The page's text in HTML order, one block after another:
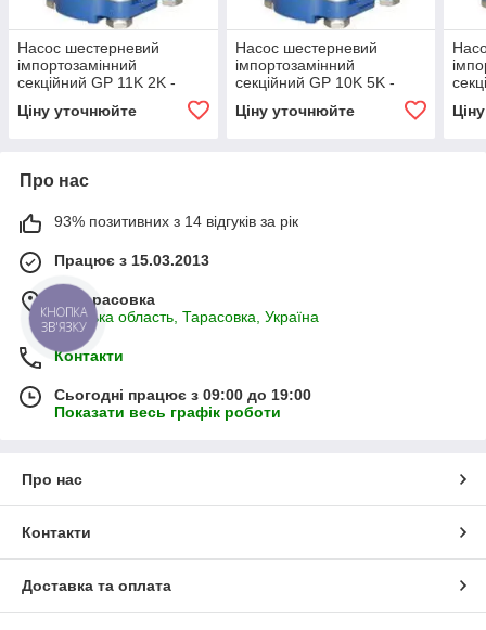
Насос шестерневий
імпортозамінний
секційний GP 11K 2K -
Ціну уточнюйте
Насос шестерневий
імпортозамінний
секційний GP 10K 5K -
Ціну уточнюйте
Про нас
93% позитивних з 14 відгуків за рік
Працює з 15.03.2013
м. Тарасовка
Київська область, Тарасовка, Україна
Контакти
Сьогодні працює з 09:00 до 19:00
Показати весь графік роботи
Про нас
Контакти
Доставка та оплата
КНОПКА
ЗВ'ЯЗКУ